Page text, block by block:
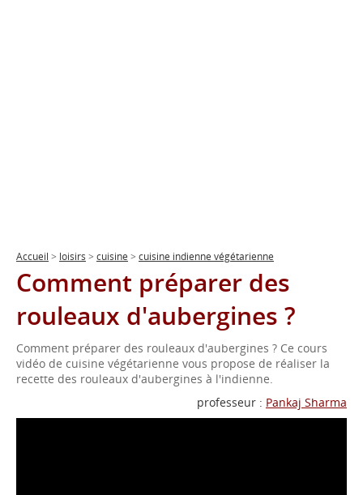
Accueil > loisirs > cuisine > cuisine indienne végétarienne
Comment préparer des
rouleaux d'aubergines ?
Comment préparer des rouleaux d'aubergines ? Ce cours
vidéo de cuisine végétarienne vous propose de réaliser la
recette des rouleaux d'aubergines à l'indienne.
professeur : Pankaj Sharma